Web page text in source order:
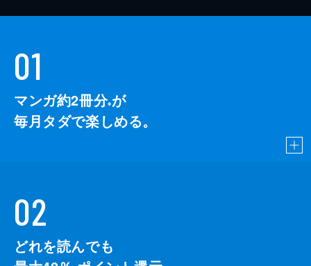
01
マンガ約2冊分※が
毎月タダで楽しめる。
02
どれを読んでも